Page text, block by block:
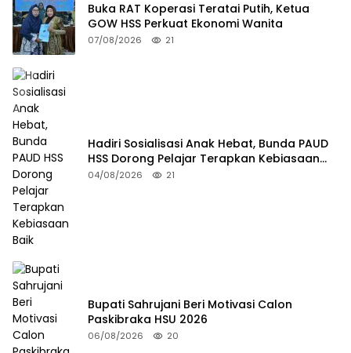
Buka RAT Koperasi Teratai Putih, Ketua
GOW HSS Perkuat Ekonomi Wanita
07/08/2026 21
Hadiri Sosialisasi Anak Hebat, Bunda PAUD
HSS Dorong Pelajar Terapkan Kebiasaan
Baik
04/08/2026 21
Bupati Sahrujani Beri Motivasi Calon
Paskibraka HSU 2026
06/08/2026 20